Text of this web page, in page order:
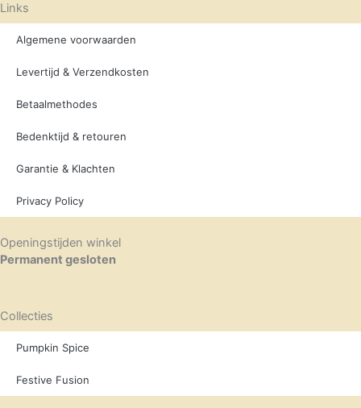
Links
Algemene voorwaarden
Levertijd & Verzendkosten
Betaalmethodes
Bedenktijd & retouren
Garantie & Klachten
Privacy Policy
Openingstijden winkel
Permanent gesloten
Collecties
Pumpkin Spice
Festive Fusion